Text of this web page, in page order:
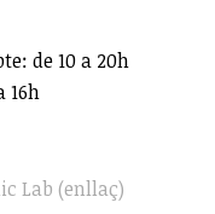
de 10 a 20h
16h
Lab (enllaç)